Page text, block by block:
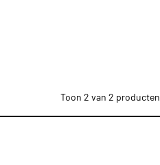
Toon 2 van 2 producten